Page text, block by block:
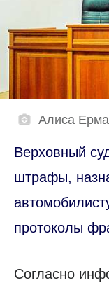
Алиса
Верховный
штрафы,
протоколы
Согласно